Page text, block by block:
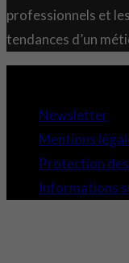
professionnels et
tendances d’un
Newsletter
Mentions
Protection
Informations